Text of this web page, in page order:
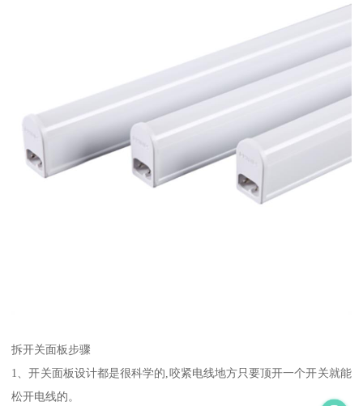
拆开关面板步骤
1、开关面板设计都是很科学的,咬紧电线地方只要顶开一个开关就能
松开电线的。